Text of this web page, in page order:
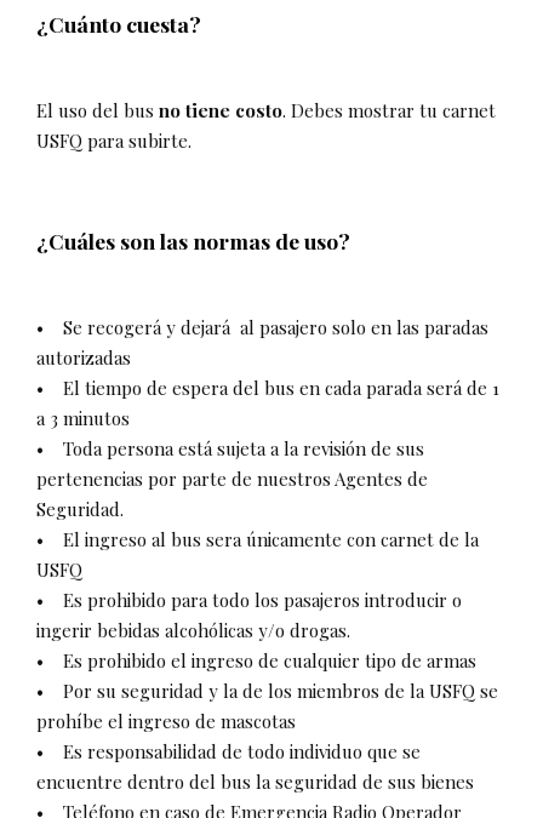
¿Cuánto cuesta?
El uso del bus no tiene costo. Debes mostrar tu carnet
USFQ para subirte.
¿Cuáles son las normas de uso?
• Se recogerá y dejará al pasajero solo en las paradas
autorizadas
• El tiempo de espera del bus en cada parada será de 1
a 3 minutos
• Toda persona está sujeta a la revisión de sus
pertenencias por parte de nuestros Agentes de
Seguridad.
• El ingreso al bus sera únicamente con carnet de la
USFQ
• Es prohibido para todo los pasajeros introducir o
ingerir bebidas alcohólicas y/o drogas.
• Es prohibido el ingreso de cualquier tipo de armas
• Por su seguridad y la de los miembros de la USFQ se
prohíbe el ingreso de mascotas
• Es responsabilidad de todo individuo que se
encuentre dentro del bus la seguridad de sus bienes
• Teléfono en caso de Emergencia Radio Operador